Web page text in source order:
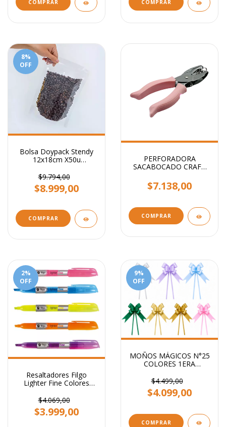
8%
OFF
Bolsa Doypack Stendy
12x18cm X50u
$9.794,00
$8.999,00
PERFORADORA
SACABOCADO CRAFT
$7.138,00
COMPRAR
2%
OFF
Resaltadores Filgo
Lighter Fine Colores
$4.069,00
$3.999,00
9%
OFF
MOÑOS MÁGICOS N°25
COLORES 1ERA
STENDY PACK X 100
UNI
$4.499,00
$4.099,00
COMPRAR